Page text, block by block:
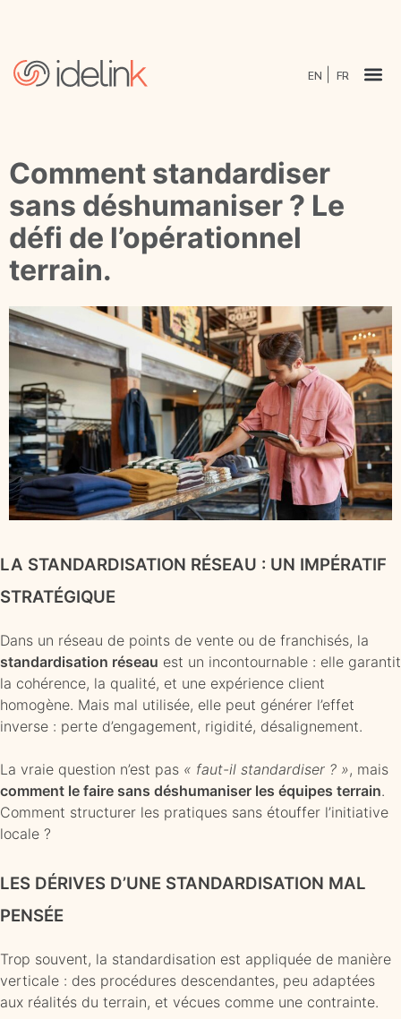
EN FR
Comment standardiser
sans déshumaniser ? Le
défi de l’opérationnel
terrain.
LA STANDARDISATION RÉSEAU : UN IMPÉRATIF
STRATÉGIQUE
Dans un réseau de points de vente ou de franchisés, la
standardisation réseau est un incontournable : elle garantit
la cohérence, la qualité, et une expérience client
homogène. Mais mal utilisée, elle peut générer l’effet
inverse : perte d’engagement, rigidité, désalignement.
La vraie question n’est pas « faut-il standardiser ? », mais
comment le faire sans déshumaniser les équipes terrain.
Comment structurer les pratiques sans étouffer l’initiative
locale ?
LES DÉRIVES D’UNE STANDARDISATION MAL
PENSÉE
Trop souvent, la standardisation est appliquée de manière
verticale : des procédures descendantes, peu adaptées
aux réalités du terrain, et vécues comme une contrainte.